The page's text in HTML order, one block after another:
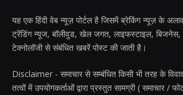
यह एक हिंदी वेब न्यूज़ पोर्टल है जिसमें ब्रेकिंग न्यूज़ के
ट्रेंडिंग न्यूज, बॉलीवुड, खेल जगत, लाइफस्टाइल, बिजनेस,
टेक्नोलॉजी से संबंधित खबरें पोस्ट की जाती है।
Disclaimer - समाचार से सम्बंधित किसी भी तरह के
तत्वों में उपयोगकर्ताओं द्वारा प्रस्तुत सामग्री ( समाचार /